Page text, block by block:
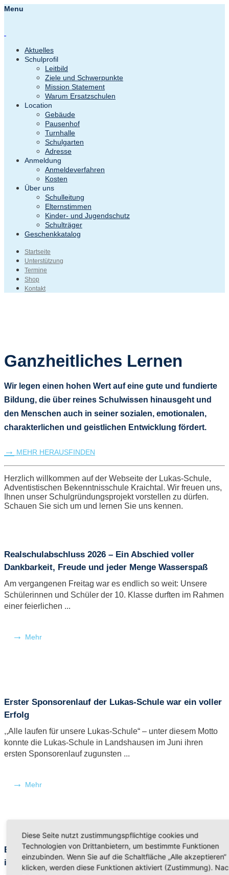
Menu
Aktuelles
Schulprofil
Leitbild
Ziele und Schwerpunkte
Mission Statement
Warum Ersatzschulen
Location
Gebäude
Pausenhof
Turnhalle
Schulgarten
Adresse
Anmeldung
Anmeldeverfahren
Kosten
Über uns
Schulleitung
Elternstimmen
Kinder- und Jugendschutz
Schulträger
Geschenkkatalog
Startseite
Unterstützung
Termine
Shop
Kontakt
Ganzheitliches Lernen
Wir legen einen hohen Wert auf eine gute und fundierte
Bildung, die über reines Schulwissen hinausgeht und
den Menschen auch in seiner sozialen, emotionalen,
charakterlichen und geistlichen Entwicklung fördert.
→ MEHR HERAUSFINDEN
Herzlich willkommen auf der Webseite der Lukas-Schule,
Adventistischen Bekenntnisschule Kraichtal. Wir freuen uns,
Ihnen unser Schulgründungsprojekt vorstellen zu dürfen.
Schauen Sie sich um und lernen Sie uns kennen.
Realschulabschluss 2026 – Ein Abschied voller
Dankbarkeit, Freude und jeder Menge Wasserspaß
Am vergangenen Freitag war es endlich so weit: Unsere
Schülerinnen und Schüler der 10. Klasse durften im Rahmen
einer feierlichen ...
Mehr
Erster Sponsorenlauf der Lukas-Schule war ein voller
Erfolg
,,Alle laufen für unsere Lukas-Schule“ – unter diesem Motto
konnte die Lukas-Schule in Landshausen im Juni ihren
ersten Sponsorenlauf zugunsten ...
Mehr
Ein neuer Ort – und doch vertraut: Einweihungsfeier
in Landshausen aus Elternsicht
Diese Seite nutzt zustimmungspflichtige cookies und
Technologien von Drittanbietern, um bestimmte Funktionen
einzubinden. Wenn Sie auf die Schaltfläche „Alle akzeptieren“
klicken, werden diese Funktionen aktiviert (Zustimmung).